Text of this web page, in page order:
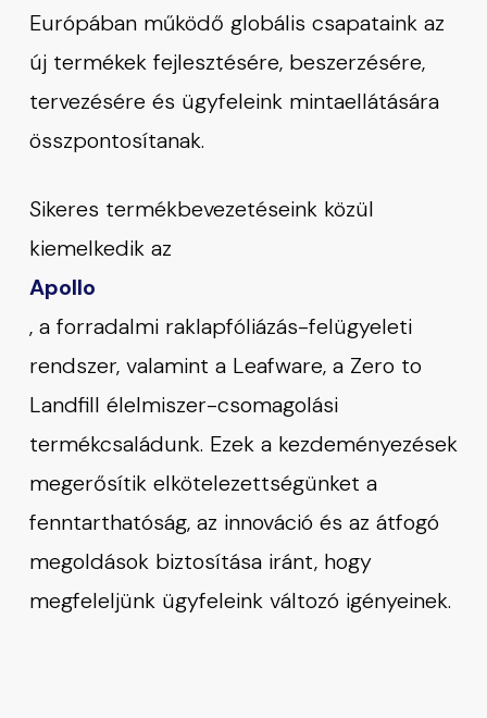
Európában működő globális csapataink az
új termékek fejlesztésére, beszerzésére,
tervezésére és ügyfeleink mintaellátására
összpontosítanak.
Sikeres termékbevezetéseink közül
kiemelkedik az
Apollo
, a forradalmi raklapfóliázás-felügyeleti
rendszer, valamint a Leafware, a Zero to
Landfill élelmiszer-csomagolási
termékcsaládunk. Ezek a kezdeményezések
megerősítik elkötelezettségünket a
fenntarthatóság, az innováció és az átfogó
megoldások biztosítása iránt, hogy
megfeleljünk ügyfeleink változó igényeinek.